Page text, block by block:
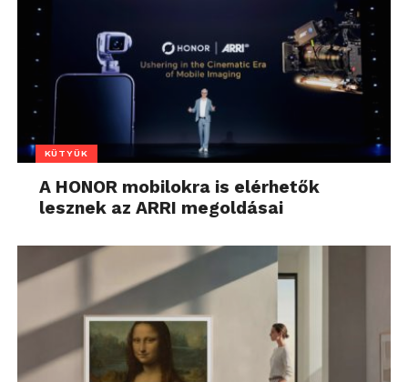
KÜTYÜK
A HONOR mobilokra is elérhetők
lesznek az ARRI megoldásai